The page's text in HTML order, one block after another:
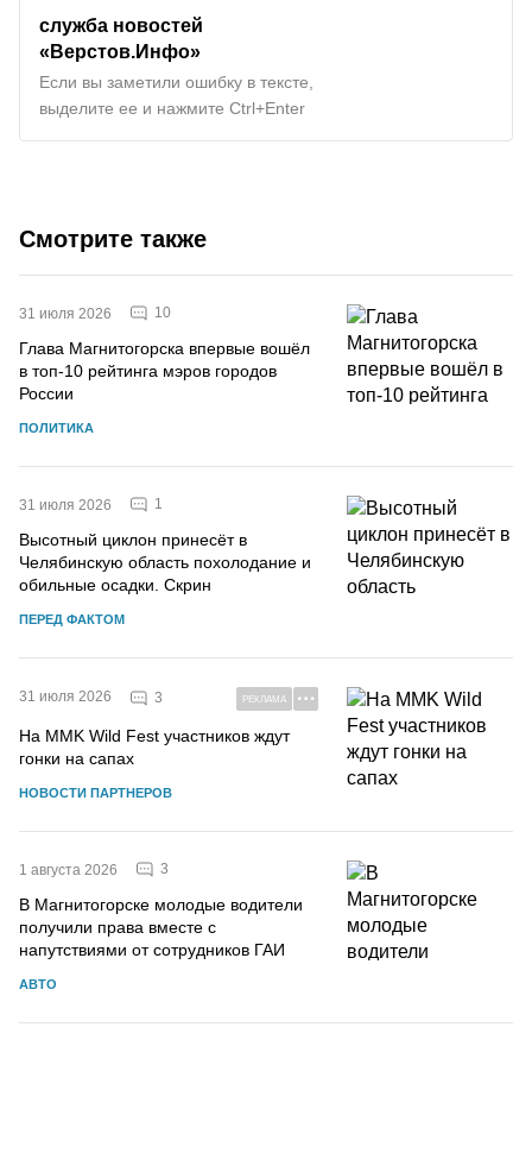
служба новостей
«Верстов.Инфо»
Если вы заметили ошибку в тексте,
выделите ее и нажмите Ctrl+Enter
Смотрите также
31 июля 2026 10
Глава Магнитогорска впервые вошёл
в топ-10 рейтинга мэров городов
России
ПОЛИТИКА
31 июля 2026 1
Высотный циклон принесёт в
Челябинскую область похолодание и
обильные осадки. Скрин
ПЕРЕД ФАКТОМ
31 июля 2026 3 РЕКЛАМА
На MMK Wild Fest участников ждут
гонки на сапах
НОВОСТИ ПАРТНЕРОВ
1 августа 2026 3
В Магнитогорске молодые водители
получили права вместе с
напутствиями от сотрудников ГАИ
АВТО